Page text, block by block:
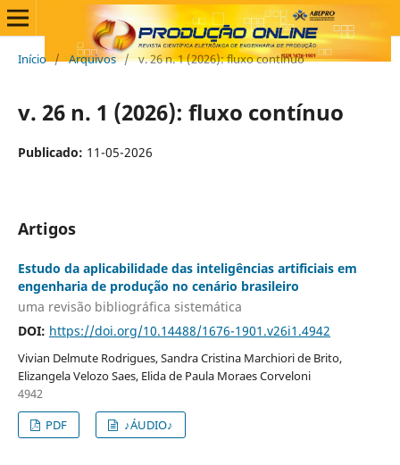
Início / Arquivos / v. 26 n. 1 (2026): fluxo contínuo
v. 26 n. 1 (2026): fluxo contínuo
Publicado: 11-05-2026
Artigos
Estudo da aplicabilidade das inteligências artificiais em
engenharia de produção no cenário brasileiro
uma revisão bibliográfica sistemática
DOI: https://doi.org/10.14488/1676-1901.v26i1.4942
Vivian Delmute Rodrigues, Sandra Cristina Marchiori de Brito,
Elizangela Velozo Saes, Elida de Paula Moraes Corveloni
4942
PDF
♪ÁUDIO♪